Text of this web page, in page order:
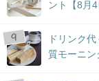
ント【8月4
ドリンク
質モーニン